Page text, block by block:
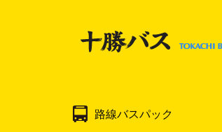
路線バスパック